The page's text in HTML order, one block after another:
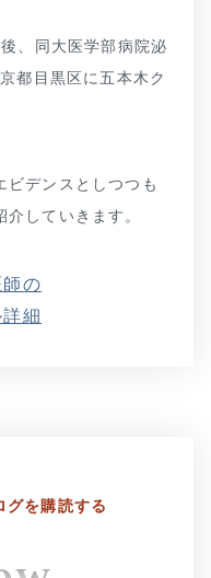
、同大医学部病院泌
都目黒区に五本木ク
ビデンスとしつつも
していきます。
の
細
グを購読する